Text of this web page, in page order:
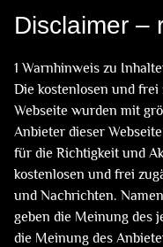
Disclaimer –
1 Warnhinweis zu
Die kostenlosen und
Webseite wurden mit
Anbieter dieser
für die Richtigkeit und
kostenlosen und frei
und Nachrichten.
geben die Meinung des
die Meinung des